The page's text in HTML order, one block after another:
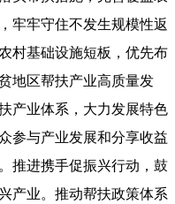
牢牢守住不发生规模性返
村基础设施短板，优先布
地区帮扶产业高质量发
产业体系，大力发展特色
参与产业发展和分享收益
推进携手促振兴行动，鼓
产业。推动帮扶政策体系